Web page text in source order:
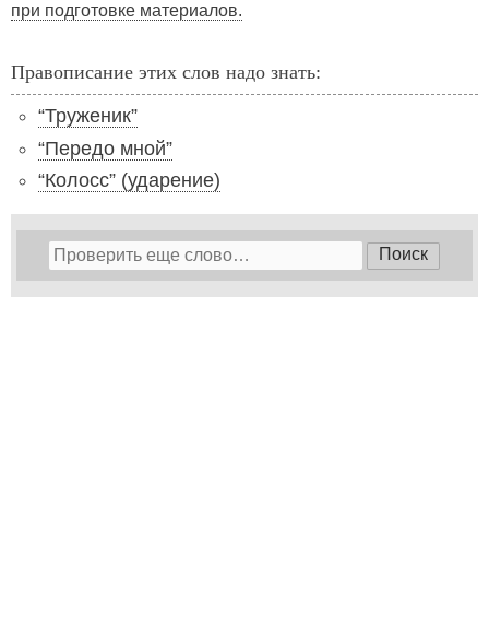
при подготовке материалов.
Правописание этих слов надо знать:
“Труженик”
“Передо мной”
“Колосс” (ударение)